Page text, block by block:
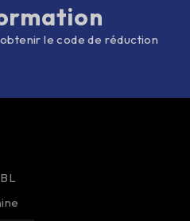
le code de réduction